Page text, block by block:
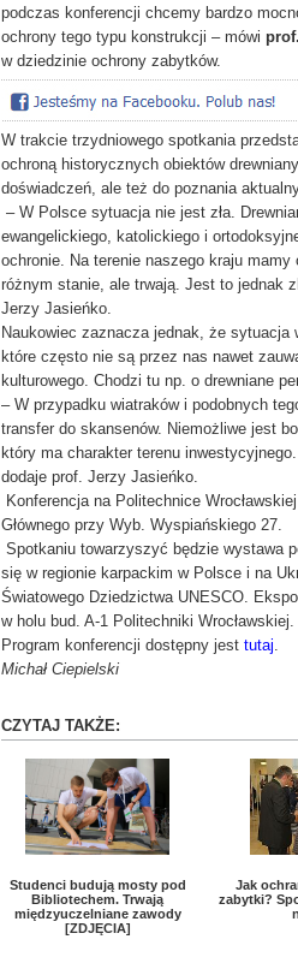
podczas konferencji chcemy bardzo
ochrony tego typu konstrukcji – mówi
w dziedzinie ochrony zabytków.
W trakcie trzydniowego spotkania
ochroną historycznych obiektów
doświadczeń, ale też do poznania
– W Polsce sytuacja nie jest zła.
ewangelickiego, katolickiego i
ochronie. Na terenie naszego kraju mamy
różnym stanie, ale trwają. Jest to jednak
Jerzy Jasieńko.
Naukowiec zaznacza jednak, że
które często nie są przez nas nawet
kulturowego. Chodzi tu np. o drewniane
– W przypadku wiatraków i podobnych
transfer do skansenów. Niemożliwe jest
który ma charakter terenu
dodaje prof. Jerzy Jasieńko.
Konferencja na Politechnice
Głównego przy Wyb. Wyspiańskiego 27.
Spotkaniu towarzyszyć będzie wystawa
się w regionie karpackim w Polsce i na
Światowego Dziedzictwa UNESCO.
w holu bud. A-1 Politechniki Wrocławskiej.
Program konferencji dostępny jest tutaj.
Michał Ciepielski
CZYTAJ TAKŻE:
Studenci budują mosty pod
Bibliotechem. Trwają
międzyuczelniane zawody
[ZDJĘCIA]
Jak
zabytki?